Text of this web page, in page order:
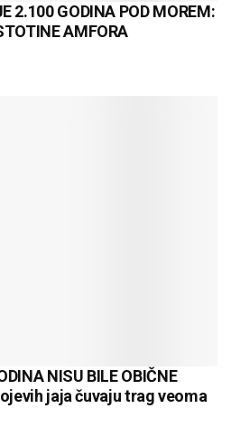
2.100 GODINA POD MOREM:
AMFORA
NISU BILE OBIČNE
jaja čuvaju trag veoma